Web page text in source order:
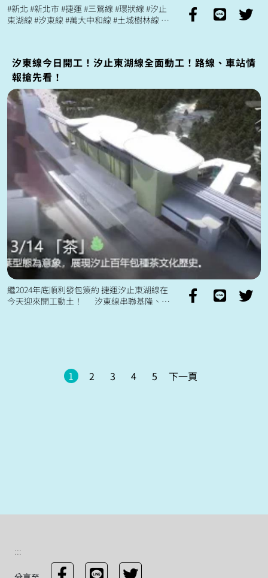
#新北 #新北市 #捷運 #三鶯線 #環狀線 #汐止
東湖線 #汐東線 #萬大中和線 #土城樹林線 #
汐東線今日開工！汐止東湖線全面動工！路線、車站情
報搶先看！
繼2024年底順利發包簽約 捷運汐止東湖線在
今天迎來開工動土！ 汐東線串聯基隆、臺
1 2 3 4 5 下一頁
:::